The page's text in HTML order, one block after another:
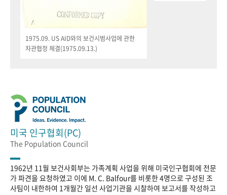
1975.09. US AID와의 보건시범사업에 관한
차관협정 체결(1975.09.13.)
미국 인구협회(PC)
The Population Council
1962년 11월 보건사회부는 가족계획 사업을 위해 미국인구협회에 전문
가 파견을 요청하였고 이에 M. C. Balfour를 비롯한 4명으로 구성된 조
사팀이 내한하여 1개월간 일선 사업기관을 시찰하여 보고서를 작성하고